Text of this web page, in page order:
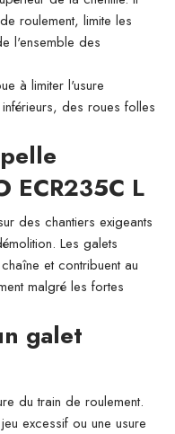
roulement, limite les
l'ensemble des
à limiter l'usure
des roues folles
ECR235C L
des chantiers exigeants
Les galets
et contribuent au
malgré les fortes
galet
du train de roulement.
excessif ou une usure